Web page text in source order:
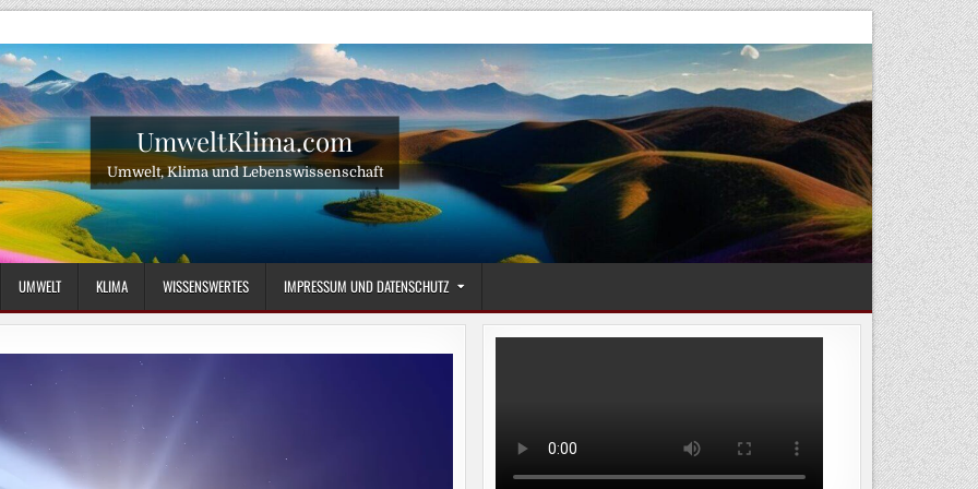
UmweltKlima.com
Umwelt, Klima und Lebenswissenschaft
UMWELT KLIMA WISSENSWERTES IMPRESSUM UND DATENSCHUTZ